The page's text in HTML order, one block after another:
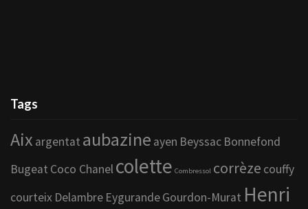
Tags
Aix argentat aubazine ayen Beyssac Bonnefond
Bugeat Coco Chanelcolette Combressol corrèze couffy
courteix Delambre EygurandeGourdon-Murat Henri